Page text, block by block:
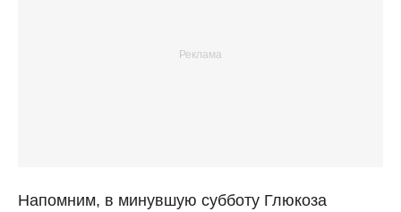
Напомним, в минувшую субботу Глюкоза